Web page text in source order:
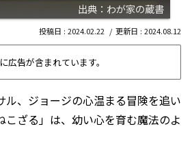
出典：わが家の蔵書
2024.02.22 2024.08.12
広告が含まれています。
ル、ジョージの心温まる冒険を追い
こざる」は、幼い心を育む魔法のよ